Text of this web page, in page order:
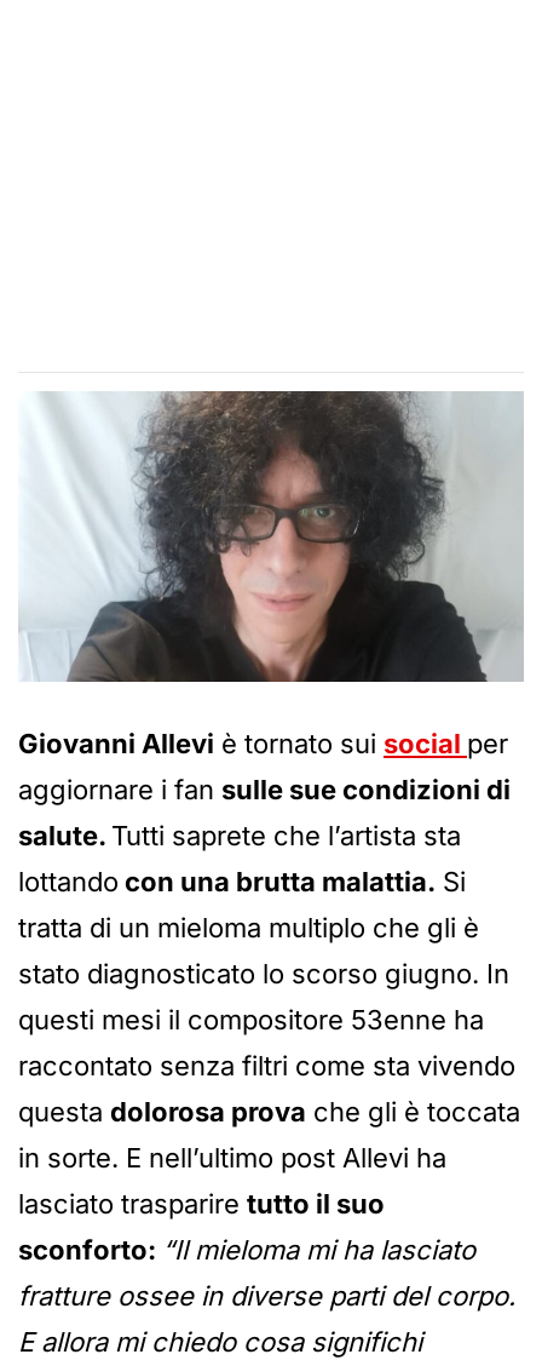
Giovanni Allevi è tornato sui social per
aggiornare i fan sulle sue condizioni di
salute. Tutti saprete che l’artista sta
lottando con una brutta malattia. Si
tratta di un mieloma multiplo che gli è
stato diagnosticato lo scorso giugno. In
questi mesi il compositore 53enne ha
raccontato senza filtri come sta vivendo
questa dolorosa prova che gli è toccata
in sorte. E nell’ultimo post Allevi ha
lasciato trasparire tutto il suo
sconforto: “Il mieloma mi ha lasciato
fratture ossee in diverse parti del corpo.
E allora mi chiedo cosa significhi